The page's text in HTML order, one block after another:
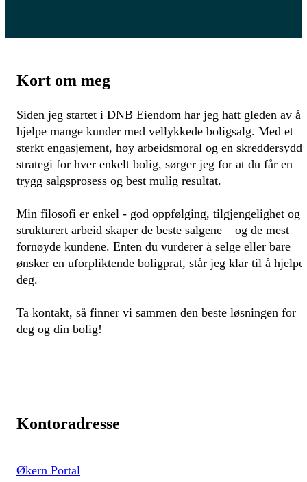
Kort om meg
Siden jeg startet i DNB Eiendom har jeg hatt gleden av å
hjelpe mange kunder med vellykkede boligsalg. Med et
sterkt engasjement, høy arbeidsmoral og en skreddersydd
strategi for hver enkelt bolig, sørger jeg for at du får en
trygg salgsprosess og best mulig resultat.
Min filosofi er enkel - god oppfølging, tilgjengelighet og
strukturert arbeid skaper de beste salgene – og de mest
fornøyde kundene. Enten du vurderer å selge eller bare
ønsker en uforpliktende boligprat, står jeg klar til å hjelpe
deg.
Ta kontakt, så finner vi sammen den beste løsningen for
deg og din bolig!
Kontoradresse
Økern Portal